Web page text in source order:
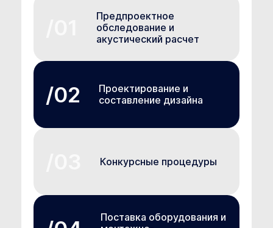
Предпроектное
обследование и
акустический расчет
Проектирование и
составление дизайна
Конкурсные процедуры
Поставка оборудования и